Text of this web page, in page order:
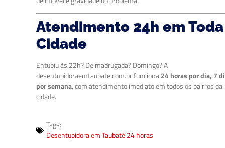
Atendimento 24h em
Cidade
Entupiu às 22h? De madrugada? Domingo? A
desentupidoraemtaubate.com.br funciona24 horas por dia, 7
por semana, com atendimento imediato em todos os bairros da
cidade.
Tags:
Desentupidora em Taubaté 24 horas